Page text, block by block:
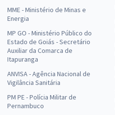
MME - Ministério de Minas e
Energia
MP GO - Ministério Público do
Estado de Goiás - Secretário
Auxiliar da Comarca de
Itapuranga
ANVISA - Agência Nacional de
Vigilância Sanitária
PM PE - Polícia Militar de
Pernambuco